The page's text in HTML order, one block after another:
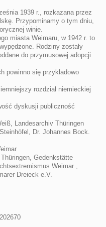
1939 r., rozkazana przez
Przypominamy o tym dniu,
winie.
miasta Weimaru, w 1942 r. to
Rodziny zostały
do przymusowej adopcji
powinno się przykładowo
rozdział niemieckiej
dyskusji publiczność
Landesarchiv Thüringen
Dr. Johannes Bock.
Gedenkstätte
Weimar ,
Dreieck e.V.